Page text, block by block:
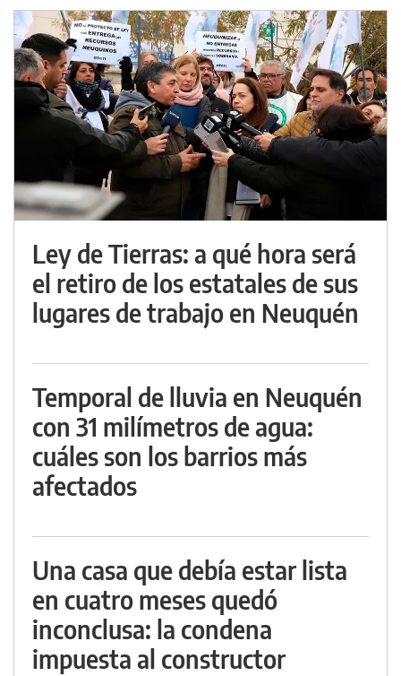
Ley de Tierras: a qué hora será
el retiro de los estatales de sus
lugares de trabajo en Neuquén
Temporal de lluvia en Neuquén
con 31 milímetros de agua:
cuáles son los barrios más
afectados
Una casa que debía estar lista
en cuatro meses quedó
inconclusa: la condena
impuesta al constructor